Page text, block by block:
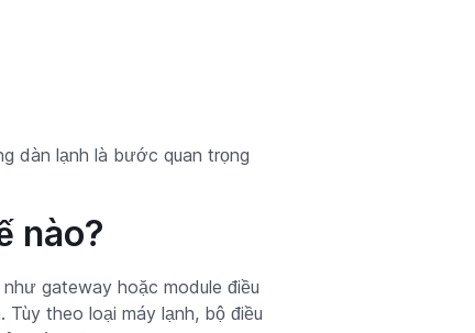
dàn lạnh là bước quan trọng
nào?
gateway hoặc module điều
theo loại máy lạnh, bộ điều